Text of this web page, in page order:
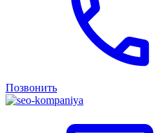
Позвонить